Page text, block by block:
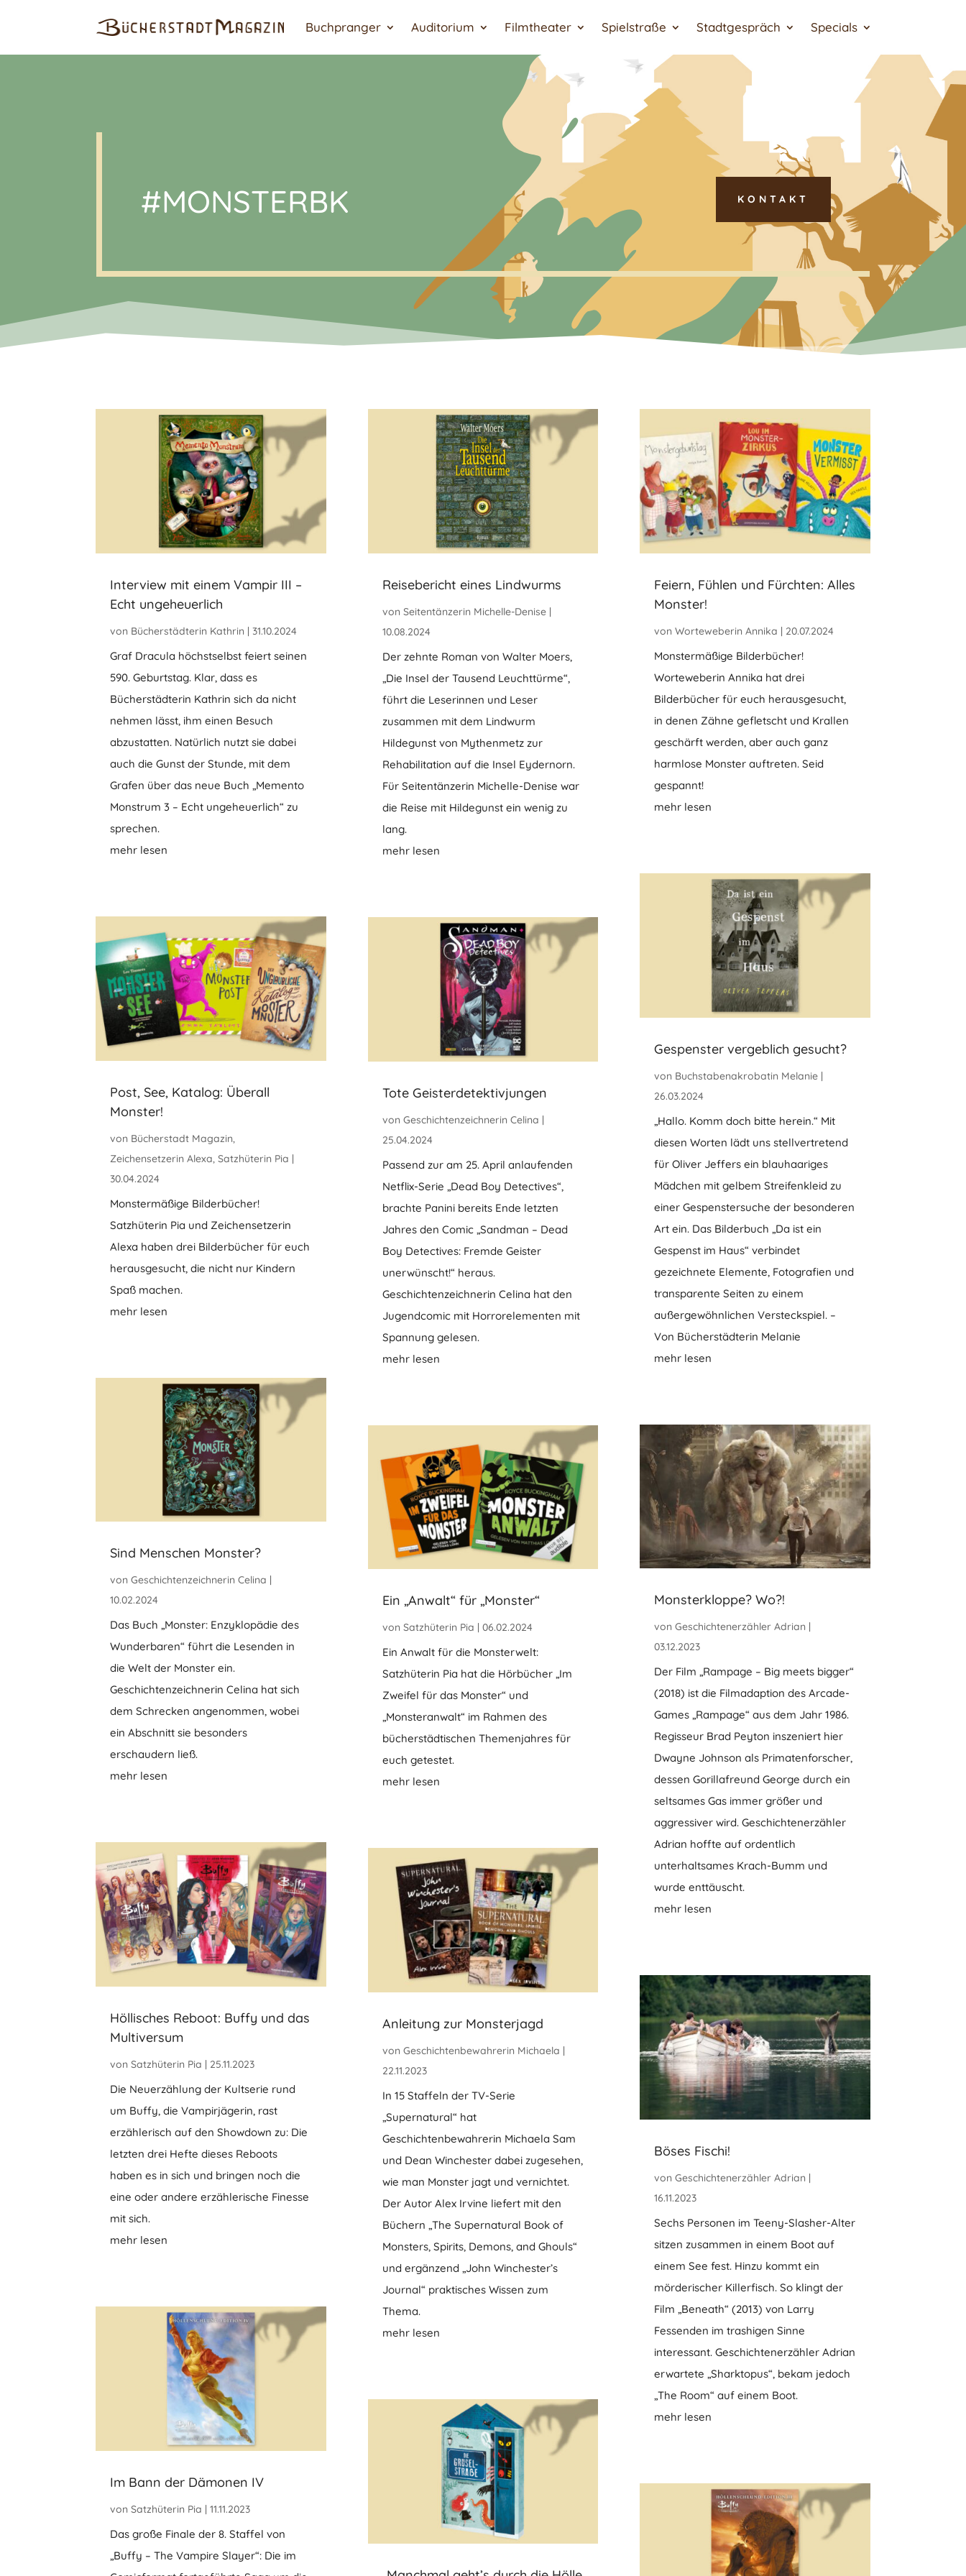
Buchpranger Auditorium Filmtheater Spielstraße Stadtgespräch Specials
#MONSTERBK KONTAKT
Interview mit einem Vampir III –
Echt ungeheuerlich
von Bücherstädterin Kathrin |31.10.2024
Graf Dracula höchstselbst feiert seinen
590. Geburtstag. Klar, dass es
Bücherstädterin Kathrin sich da nicht
nehmen lässt, ihm einen Besuch
abzustatten. Natürlich nutzt sie dabei
auch die Gunst der Stunde, mit dem
Grafen über das neue Buch „Memento
Monstrum 3 – Echt ungeheuerlich“ zu
sprechen.
mehr lesen
Post, See, Katalog: Überall
Monster!
von Bücherstadt Magazin
Zeichensetzerin Alexa ,Satzhüterin Pia |
30.04.2024
Monstermäßige Bilderbücher!
Satzhüterin Pia und Zeichensetzerin
Alexa haben drei Bilderbücher für euch
herausgesucht, die nicht nur Kindern
Spaß machen.
mehr lesen
Sind Menschen Monster?
vonGeschichtenzeichnerin Celina
10.02.2024
Das Buch „Monster: Enzyklopädie des
Wunderbaren“ führt die Lesenden in
die Welt der Monster ein.
Geschichtenzeichnerin Celina hat sich
dem Schrecken angenommen, wobei
ein Abschnitt sie besonders
erschaudern ließ.
mehr lesen
Höllisches Reboot: Buffy und das
Multiversum
vonSatzhüterin Pia | 25.11.2023
Die Neuerzählung der Kultserie rund
um Buffy, die Vampirjägerin, rast
erzählerisch auf den Showdown zu: Die
letzten drei Hefte dieses Reboots
haben es in sich und bringen noch die
eine oder andere erzählerische Finesse
mit sich.
mehr lesen
Im Bann der Dämonen IV
vonSatzhüterin Pia |11.11.2023
Das große Finale der 8. Staffel von
„Buffy – The Vampire Slayer“: Die im
Reisebericht eines Lindwurms
von Seitentänzerin Michelle-Denise|
10.08.2024
Der zehnte Roman von Walter Moers,
„Die Insel der Tausend Leuchttürme“,
führt die Leserinnen und Leser
zusammen mit dem Lindwurm
Hildegunst von Mythenmetz zur
Rehabilitation auf die Insel Eydernorn.
Für Seitentänzerin Michelle-Denise war
die Reise mit Hildegunst ein wenig zu
lang.
mehr lesen
Tote Geisterdetektivjungen
von Geschichtenzeichnerin Celina |
25.04.2024
Passend zur am 25. April anlaufenden
Netflix-Serie „Dead Boy Detectives“,
brachte Panini bereits Ende letzten
Jahres den Comic „Sandman – Dead
Boy Detectives: Fremde Geister
unerwünscht!“ heraus.
Geschichtenzeichnerin Celina hat den
Jugendcomic mit Horrorelementen mit
Spannung gelesen.
mehr lesen
Ein „Anwalt“ für „Monster“
von Satzhüterin Pia 06.02.2024
Ein Anwalt für die Monsterwelt:
Satzhüterin Pia hat die Hörbücher „Im
Zweifel für das Monster“ und
„Monsteranwalt“ im Rahmen des
bücherstädtischen Themenjahres für
euch getestet.
mehr lesen
Anleitung zur Monsterjagd
von Geschichtenbewahrerin Michaela |
22.11.2023
In 15 Staffeln der TV-Serie
„Supernatural“ hat
Geschichtenbewahrerin Michaela Sam
und Dean Winchester dabei zugesehen,
wie man Monster jagt und vernichtet.
Der Autor Alex Irvine liefert mit den
Büchern „The Supernatural Book of
Monsters, Spirits, Demons, and Ghouls“
und ergänzend „John Winchester’s
Journal“ praktisches Wissen zum
Thema.
mehr lesen
Feiern, Fühlen und Fürchten: Alles
Monster!
von Worteweberin Annika | 20.07.2024
Monstermäßige Bilderbücher!
Worteweberin Annika hat drei
Bilderbücher für euch herausgesucht,
in denen Zähne gefletscht und Krallen
geschärft werden, aber auch ganz
harmlose Monster auftreten. Seid
gespannt!
mehr lesen
Gespenster vergeblich gesucht?
von Buchstabenakrobatin Melanie|
26.03.2024
„Hallo. Komm doch bitte herein.“ Mit
diesen Worten lädt uns stellvertretend
für Oliver Jeffers ein blauhaariges
Mädchen mit gelbem Streifenkleid zu
einer Gespenstersuche der besonderen
Art ein. Das Bilderbuch „Da ist ein
Gespenst im Haus“ verbindet
gezeichnete Elemente, Fotografien und
transparente Seiten zu einem
außergewöhnlichen Versteckspiel. –
Von Bücherstädterin Melanie
mehr lesen
Monsterkloppe? Wo?!
von Geschichtenerzähler Adrian
03.12.2023
Der Film „Rampage – Big meets bigger“
(2018) ist die Filmadaption des Arcade-
Games „Rampage“ aus dem Jahr 1986.
Regisseur Brad Peyton inszeniert hier
Dwayne Johnson als Primatenforscher,
dessen Gorillafreund George durch ein
seltsames Gas immer größer und
aggressiver wird. Geschichtenerzähler
Adrian hoffte auf ordentlich
unterhaltsames Krach-Bumm und
wurde enttäuscht.
mehr lesen
Böses Fischi!
von Geschichtenerzähler Adrian |
16.11.2023
Sechs Personen im Teeny-Slasher-Alter
sitzen zusammen in einem Boot auf
einem See fest. Hinzu kommt ein
mörderischer Killerfisch. So klingt der
Film „Beneath“ (2013) von Larry
Fessenden im trashigen Sinne
interessant. Geschichtenerzähler Adrian
erwartete „Sharktopus“, bekam jedoch
„The Room“ auf einem Boot.
mehr lesen